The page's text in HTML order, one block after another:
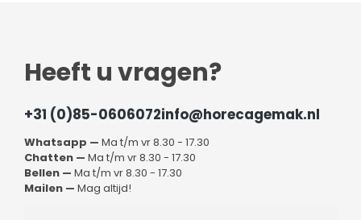
Heeft u vragen?
+31 (0)85-0606072info@horecagemak.nl
Whatsapp — Ma t/m vr 8.30 - 17.30
Chatten — Ma t/m vr 8.30 - 17.30
Bellen — Ma t/m vr 8.30 - 17.30
Mailen — Mag altijd!